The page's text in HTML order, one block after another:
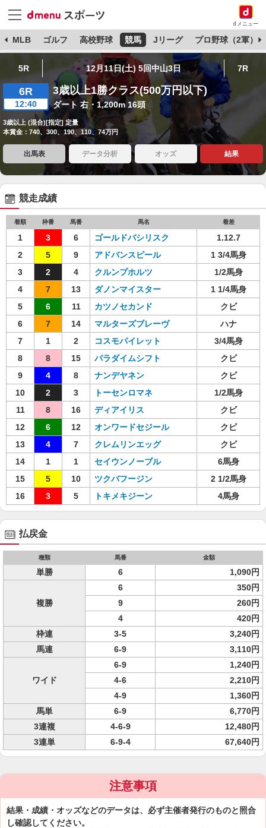
dメニュー
MLB ゴルフ 高校野球 競馬 Jリーグ プロ野球（2軍）
5R 12月11日(土) 5回中山3日 7R
6R
12:40
3歳以上1勝クラス(500万円以下)
ダート 右・1,200m 16頭
3歳以上 (混合)[指定] 定量
本賞金：740、300、190、110、74万円
出馬表 データ分析 オッズ 結果
競走成績
着順 枠番 馬番 馬名 着差
1 3 6 ゴールドバシリスク
1.12.7
2
5 9 アドバンスピール
1 3/4馬身
3
2 4 クルンプホルツ
1/2馬身
4
7 13 ダノンマイスター
1 1/4馬身
5
6 11 カツノセカンド
クビ
6
7 14 マルターズブレーヴ
ハナ
7
1 2 コスモパイレット
3/4馬身
8
8 15 パラダイムシフト
クビ
9
4 8 ナンデヤネン
クビ
10
2 3 トーセンロマネ
1/2馬身
11
8 16 ディアイリス
クビ
12
6 12 オンワードセジール
クビ
13
4 7 クレムリンエッグ
クビ
14
1 1 セイウンノーブル
6馬身
15
5 10 ツクバフージン
2 1/2馬身
16
3 5 トキメキジーン 4馬身
払戻金
種類 馬番 金額
単勝 6 1,090円
複勝
6
350円
9
260円
4
420円
枠連
3-5
3,240円
馬連
6-9 3,110円
ワイド
6-9
1,240円
4-6
2,210円
4-9
1,360円
馬単
6-9
6,770円
3連複
4-6-9
12,480円
3連単
6-9-4 67,640円
注意事項
結果・成績・オッズなどのデータは、必ず主催者発行のものと照合
し確認してください。